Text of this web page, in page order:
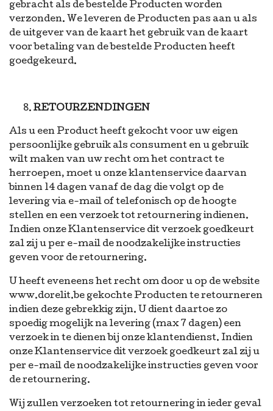
gebracht als de bestelde Producten worden
verzonden. We leveren de Producten pas aan u als
de uitgever van de kaart het gebruik van de kaart
voor betaling van de bestelde Producten heeft
goedgekeurd.
RETOURZENDINGEN
Als u een Product heeft gekocht voor uw eigen
persoonlijke gebruik als consument en u gebruik
wilt maken van uw recht om het contract te
herroepen, moet u onze klantenservice daarvan
binnen 14 dagen vanaf de dag die volgt op de
levering via e-mail of telefonisch op de hoogte
stellen en een verzoek tot retournering indienen.
Indien onze Klantenservice dit verzoek goedkeurt
zal zij u per e-mail de noodzakelijke instructies
geven voor de retournering.
U heeft eveneens het recht om door u op de website
www.dorelit.be gekochte Producten te retourneren
indien deze gebrekkig zijn. U dient daartoe zo
spoedig mogelijk na levering (max 7 dagen) een
verzoek in te dienen bij onze klantendienst. Indien
onze Klantenservice dit verzoek goedkeurt zal zij u
per e-mail de noodzakelijke instructies geven voor
de retournering.
Wij zullen verzoeken tot retournering in ieder geval